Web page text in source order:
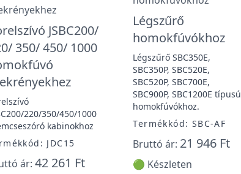
JSBC200/
350/ 450/ 1000
220/350/450/1000
kabinokhoz
JDC15
ár: 42 261 Ft
Légszűrő
homokfúvókhoz
Légszűrő SBC350E,
SBC350P, SBC520E,
SBC520P, SBC700E,
SBC900P, SBC1200E típusú
homokfúvókhoz.
Termékkód: SBC-AF
Bruttó ár: 21 946 Ft
🟢 Készleten